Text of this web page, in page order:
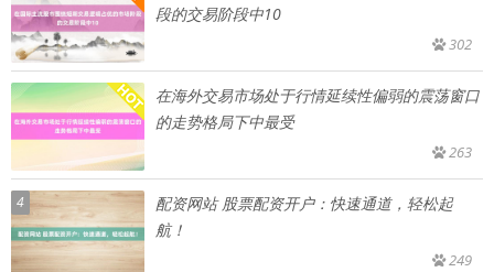
段的交易阶段中10
302
在海外交易市场处于行情延续性偏弱的震荡窗口
的走势格局下中最受
263
4
配资网站 股票配资开户：快速通道，轻松起
航！
249